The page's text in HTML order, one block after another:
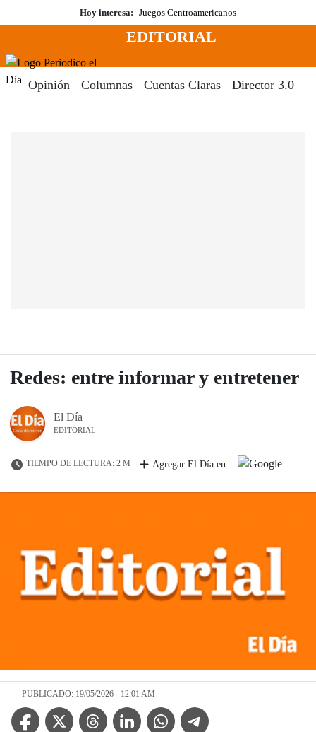
al
Hoy interesa: Juegos Centroamericanos
Menú
EDITORIAL
Opinión Columnas Cuentas Claras Director 3.0
Redes: entre informar y entretener
El Día
EDITORIAL
TIEMPO DE LECTURA: 2 M Agregar El Día en
PUBLICADO: 19/05/2026 - 12:01 AM
Facebook IconTwitter IconThreads IconLinkedin IconWhatsApp IconTelegram Icon